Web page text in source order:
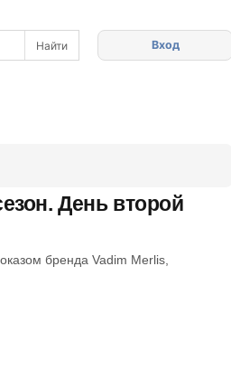
Вход
День второй
бренда Vadim Merlis,